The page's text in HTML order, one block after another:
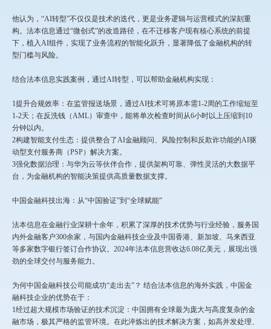
他认为，“AI转型”不仅仅是技术的迭代，更是业务逻辑与运营模式的深刻重
构。法本信息通过“微创式”的改造路径，在不迁移客户现有核心系统的前提
下，植入AI组件，实现了业务流程的智能化跃升，显著降低了金融机构的转
型门槛与风险。
结合法本信息实践案例，通过AI转型，可以帮助金融机构实现：
1提升合规效率：在监管报送场景，通过AI技术可将原本需1-2周的工作缩短至
1-2天；在反洗钱（AML）审查中，能将单次检查时间从6小时以上压缩到10
分钟以内。
2构建智能支付生态：提供整合了AI金融顾问、风险控制和反欺诈功能的AI驱
动型支付服务商（PSP）解决方案。
3强化数据治理：与华为云等伙伴合作，提供架构可靠、弹性灵活的大数据平
台，为金融机构的智能决策提供高质量数据支撑。
中国金融科技出海：从“中国验证”到“全球赋能”
法本信息在金融行业深耕十余年，积累了深厚的技术优势与行业经验，服务国
内外金融客户300余家，与国内金融科技企业及中国香港、新加坡、马来西亚
等多家数字银行签订合作协议。2024年法本信息营收达6.08亿美元，展现出强
劲的全球交付与服务能力。
为何中国金融科技公司能成功“走出去”？ 结合法本信息的海外实践，中国金
融科技企业的优势在于：
1经过超大规模市场验证的技术沉淀：中国拥有全球最为庞大与高度复杂的金
融市场，极其严格的监管环境。在此淬炼出的技术解决方案，如高并发处理、